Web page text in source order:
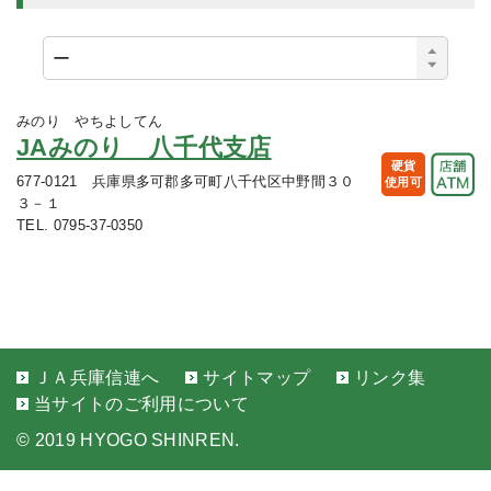
みのり やちよしてん
JAみのり 八千代支店
677-0121 兵庫県多可郡多可町八千代区中野間３０
３－１
TEL. 0795-37-0350
硬貨
使用可
ＪＡ兵庫信連へ サイトマップ
リンク集
当サイトのご利用について
© 2019 HYOGO SHINREN.